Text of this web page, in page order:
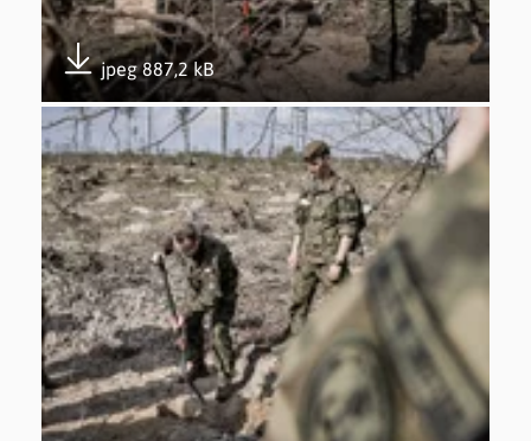
jpeg 887,2 kB
Pobierz załącznik
Otwórz załącznik Udział w akcji #sadziMy – 26.04.2019